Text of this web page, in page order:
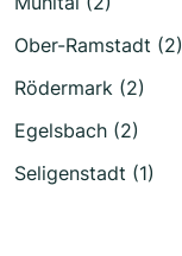
Ober-Ramstadt (2)
Rödermark (2)
Egelsbach (2)
Seligenstadt (1)